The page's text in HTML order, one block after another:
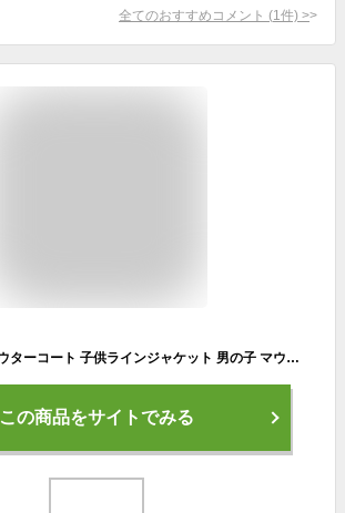
全てのおすすめコメント (1 件) >
[Hiheart] キッズアウターコート 子供ラインジャケット 男の子 マウンテンパーカー ウインドブレーカー ジャンパー 裏メッシュ カラーブロック 軽量 通気 保温 レッド 110cm
この商品をサイトでみる